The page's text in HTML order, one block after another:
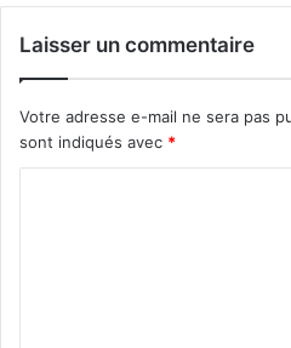
Laisser un commentaire
Votre adresse e-mail ne sera pas
sont indiqués avec *